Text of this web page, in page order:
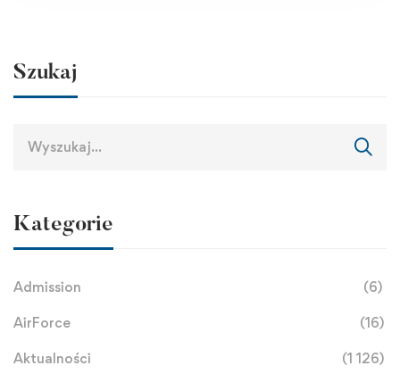
Szukaj
Kategorie
Admission (6)
AirForce (16)
Aktualności (1 126)